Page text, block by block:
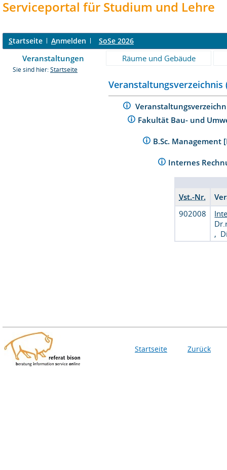
Serviceportal für Studium und Lehre
Startseite Anmelden SoSe 2026
Veranstaltungen Räume und Gebäude
Sie sind hier: Startseite
Veranstaltungsverzeichnis
Fakultät Bau- und
B.Sc.
Internes
Vst.-Nr.
902008
,
Startseite Zurück